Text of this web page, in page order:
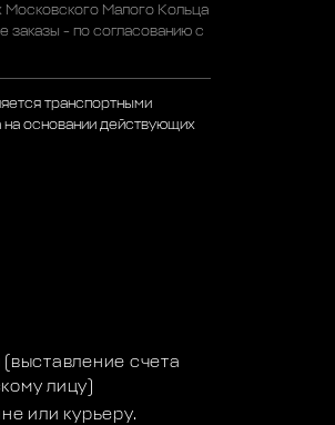
Московского Малого Кольца
заказы - по согласованию с
транспортными
на основании действующих
счета
лицу)
или курьеру.